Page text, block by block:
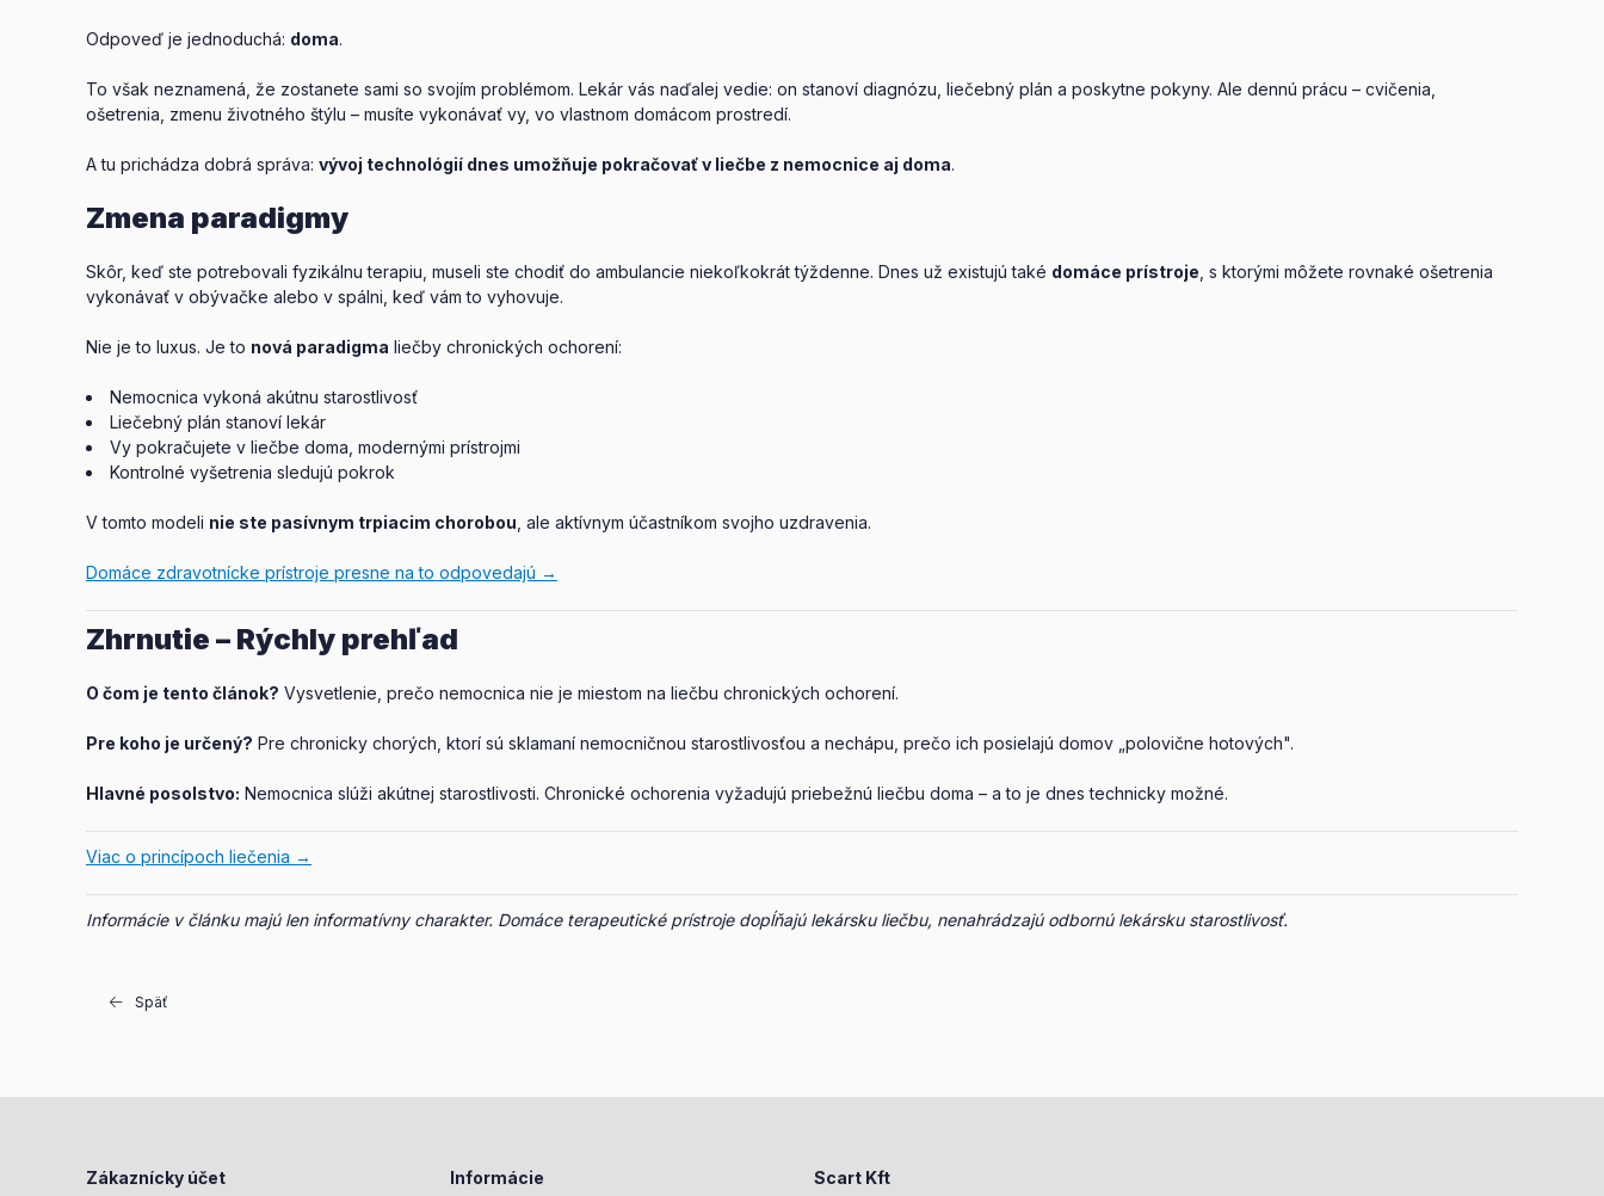
Odpoveď je jednoduchá: doma.
To však neznamená, že zostanete sami so svojím problémom. Lekár vás naďalej vedie: on stanoví diagnózu, liečebný plán a poskytne pokyny. Ale dennú prácu – cvičenia,
ošetrenia, zmenu životného štýlu – musíte vykonávať vy, vo vlastnom domácom prostredí.
A tu prichádza dobrá správa: vývoj technológií dnes umožňuje pokračovať v liečbe z nemocnice aj doma.
Zmena paradigmy
Skôr, keď ste potrebovali fyzikálnu terapiu, museli ste chodiť do ambulancie niekoľkokrát týždenne. Dnes už existujú také domáce prístroje , s ktorými môžete rovnaké ošetrenia
vykonávať v obývačke alebo v spálni, keď vám to vyhovuje.
Nie je to luxus. Je to nová paradigma liečby chronických ochorení:
Nemocnica vykoná akútnu starostlivosť
Liečebný plán stanoví lekár
Vy pokračujete v liečbe doma, modernými prístrojmi
Kontrolné vyšetrenia sledujú pokrok
V tomto modeli nie ste pasívnym trpiacim chorobou , ale aktívnym účastníkom svojho uzdravenia.
Domáce zdravotnícke prístroje presne na to odpovedajú →
Zhrnutie – Rýchly prehľad
O čom je tento článok? Vysvetlenie, prečo nemocnica nie je miestom na liečbu chronických ochorení.
Pre koho je určený? Pre chronicky chorých, ktorí sú sklamaní nemocničnou starostlivosťou a nechápu, prečo ich posielajú domov „polovične hotových".
Hlavné posolstvo: Nemocnica slúži akútnej starostlivosti. Chronické ochorenia vyžadujú priebežnú liečbu doma – a to je dnes technicky možné.
Viac o princípoch liečenia →
Informácie v článku majú len informatívny charakter. Domáce terapeutické prístroje dopĺňajú lekársku liečbu, nenahrádzajú odbornú lekársku starostlivosť.
Späť
Zákaznícky účet Informácie Scart Kft